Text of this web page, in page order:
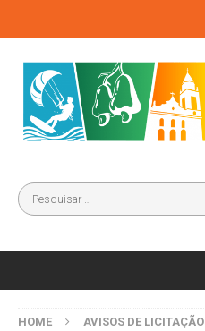
HOME AVISOS DE LICITAÇÃO